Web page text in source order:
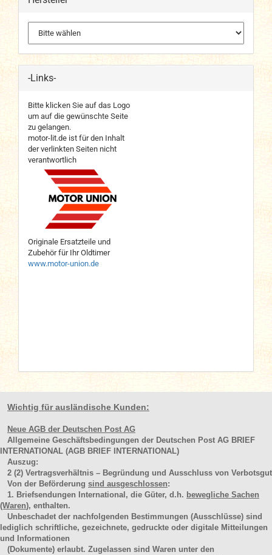
-Links-
Bitte klicken Sie auf das Logo
um auf die gewünschte Seite
zu gelangen.
motor-lit.de ist für den Inhalt
der verlinkten Seiten nicht
verantwortlich
Originale Ersatzteile und
Zubehör für Ihr Oldtimer
www.motor-union.de
Wichtig für ausländische Kunden:
Neue AGB der Deutschen Post AG
Allgemeine Geschäftsbedingungen der Deutschen Post AG BRIEF
INTERNATIONAL (AGB BRIEF INTERNATIONAL)
Auszug:
2 (2) Vertragsverhältnis – Begründung und Ausschluss von Verbotsgut
Von der Beförderung sind ausgeschlossen:
1. Briefsendungen International, die Güter, d.h. bewegliche Sachen
(Waren), enthalten.
Unbeschadet der nachfolgenden Bestimmungen (Ausschlüsse) sind
lediglich schriftliche, gezeichnete, gedruckte oder digitale Mitteilungen
und Informationen
(Dokumente) erlaubt. Zugelassen sind Waren unter den